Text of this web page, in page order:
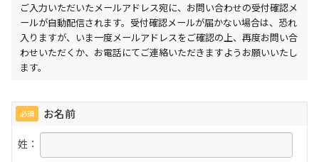
ご入力いただいたメールアドレス宛に、お問い合わせの受付確認メ
ールが自動配信されます。受付確認メールが届かない場合は、恐れ
入りますが、いま一度メールアドレスをご確認の上、再度お問い合
わせいただくか、お電話にてご連絡いただきますようお願いいたし
ます。
必須 お名前
姓：